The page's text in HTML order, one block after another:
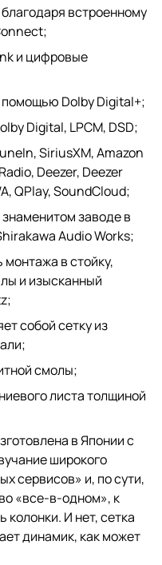
встроенному
и цифровые
Dolby Digital+;
Digital, LPCM, DSD;
SiriusXM, Amazon
Deezer, Deezer
QPlay, SoundCloud;
заводе в
Audio Works;
в стойку,
и изысканный
собой сетку из
смолы;
листа толщиной
в Японии с
широкого
сервисов» и, по сути,
«все-в-одном», к
колонки. И нет, сетка
динамик, как может